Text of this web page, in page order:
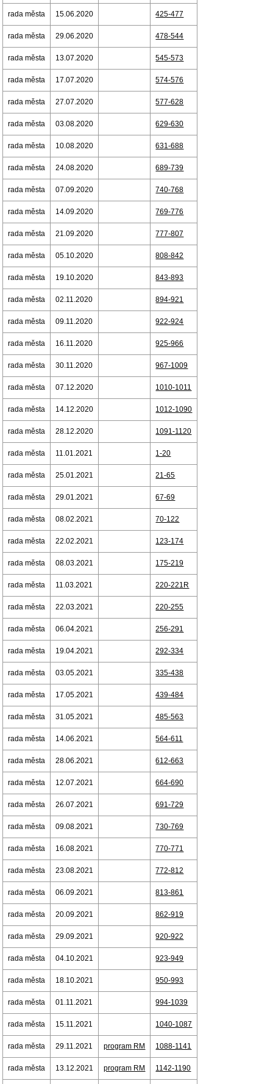
rada města 15.06.2020 425-477
rada města 29.06.2020 478-544
rada města 13.07.2020 545-573
rada města 17.07.2020 574-576
rada města 27.07.2020 577-628
rada města 03.08.2020 629-630
rada města 10.08.2020 631-688
rada města 24.08.2020 689-739
rada města 07.09.2020 740-768
rada města 14.09.2020 769-776
rada města 21.09.2020 777-807
rada města 05.10.2020 808-842
rada města 19.10.2020 843-893
rada města 02.11.2020 894-921
rada města 09.11.2020 922-924
rada města 16.11.2020 925-966
rada města 30.11.2020 967-1009
rada města 07.12.2020 1010-1011
rada města 14.12.2020 1012-1090
rada města 28.12.2020 1091-1120
rada města 11.01.2021 1-20
rada města 25.01.2021 21-65
rada města 29.01.2021 67-69
rada města 08.02.2021 70-122
rada města 22.02.2021 123-174
rada města 08.03.2021 175-219
rada města 11.03.2021 220-221R
rada města 22.03.2021 220-255
rada města 06.04.2021 256-291
rada města 19.04.2021 292-334
rada města 03.05.2021 335-438
rada města 17.05.2021 439-484
rada města 31.05.2021 485-563
rada města 14.06.2021 564-611
rada města 28.06.2021 612-663
rada města 12.07.2021 664-690
rada města 26.07.2021 691-729
rada města 09.08.2021 730-769
rada města 16.08.2021 770-771
rada města 23.08.2021 772-812
rada města 06.09.2021 813-861
rada města 20.09.2021 862-919
rada města 29.09.2021 920-922
rada města 04.10.2021 923-949
rada města 18.10.2021 950-993
rada města 01.11.2021 994-1039
rada města 15.11.2021 1040-1087
rada města 29.11.2021 program RM 1088-1141
rada města 13.12.2021 program RM 1142-1190